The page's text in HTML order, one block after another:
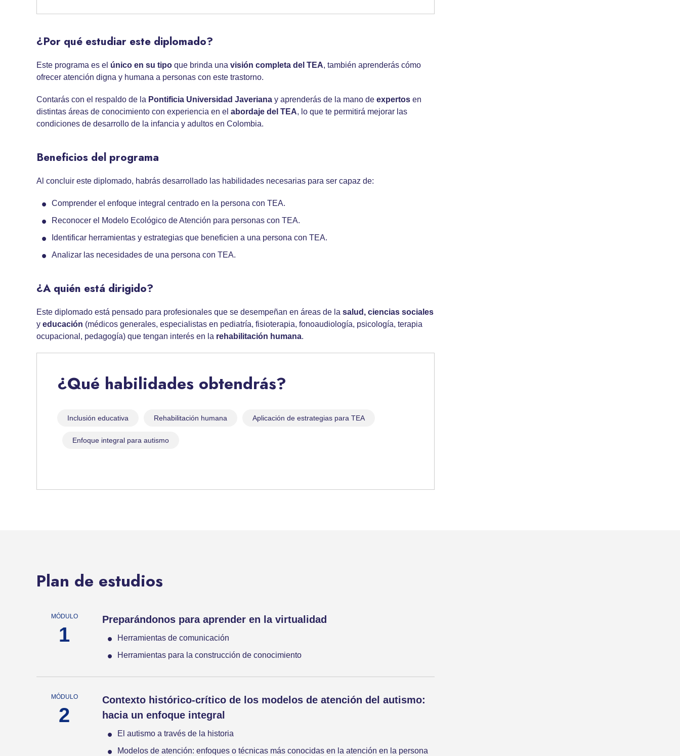
¿Por qué estudiar este diplomado?
Este programa es el único en su tipo que brinda una visión completa del TEA, también aprenderás cómo
ofrecer atención digna y humana a personas con este trastorno.
Contarás con el respaldo de la Pontificia Universidad Javeriana y aprenderás de la mano de expertos en
distintas áreas de conocimiento con experiencia en el abordaje del TEA, lo que te permitirá mejorar las
condiciones de desarrollo de la infancia y adultos en Colombia.
Beneficios del programa
Al concluir este diplomado, habrás desarrollado las habilidades necesarias para ser capaz de:
Comprender el enfoque integral centrado en la persona con TEA.
Reconocer el Modelo Ecológico de Atención para personas con TEA.
Identificar herramientas y estrategias que beneficien a una persona con TEA.
Analizar las necesidades de una persona con TEA.
¿A quién está dirigido?
Este diplomado está pensado para profesionales que se desempeñan en áreas de la salud, ciencias sociales
y educación (médicos generales, especialistas en pediatría, fisioterapia, fonoaudiología, psicología, terapia
ocupacional, pedagogía) que tengan interés en la rehabilitación humana.
¿Qué habilidades obtendrás?
Inclusión educativa Rehabilitación humana Aplicación de estrategias para TEA
Enfoque integral para autismo
Plan de estudios
Preparándonos para aprender en la virtualidad
Herramientas de comunicación
Herramientas para la construcción de conocimiento
Contexto histórico-crítico de los modelos de atención del autismo:
hacia un enfoque integral
El autismo a través de la historia
Modelos de atención: enfoques o técnicas más conocidas en la atención en la persona